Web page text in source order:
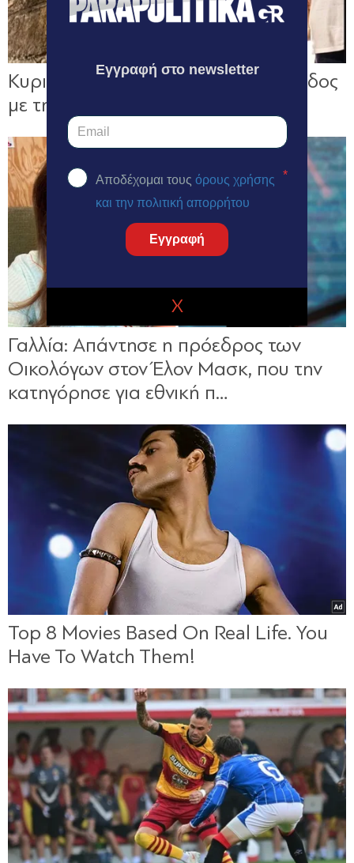
Εγγραφή στο newsletter
Αποδέχομαι τους όρους χρήσης
και την πολιτική απορρήτου
*
Εγγραφή
X